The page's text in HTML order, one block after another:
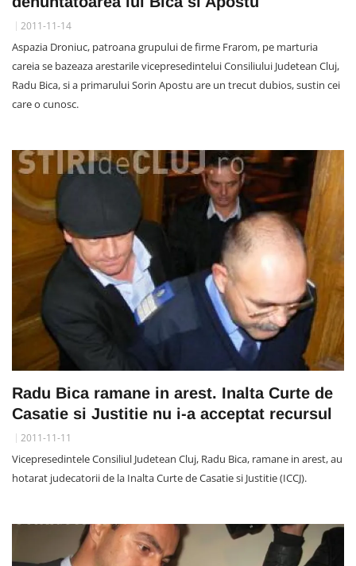
2011-11-14
Aspazia Droniuc, patroana grupului de firme Frarom, pe marturia
careia se bazeaza arestarile vicepresedintelui Consiliului Judetean Cluj,
Radu Bica, si a primarului Sorin Apostu are un trecut dubios, sustin cei
care o cunosc.
Radu Bica ramane in arest. Inalta Curte de
Casatie si Justitie nu i-a acceptat recursul
2011-11-11
Vicepresedintele Consiliul Judetean Cluj, Radu Bica, ramane in arest, au
hotarat judecatorii de la Inalta Curte de Casatie si Justitie (ICCJ).